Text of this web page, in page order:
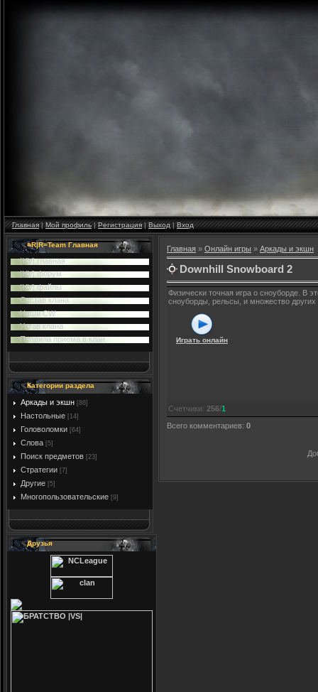
Главная|Мой профиль|Регистрация|Выход|Вход
=R|R=Team Главная
|HV| главная
|HV| форум
|HV| файлы
Cостав клана
Наши CW
Устав клана
Правила приема в клан
Категории раздела
Аркады и экшн [86]
Настольные [14]
Головоломки [64]
Слова [5]
Поиск предметов [23]
Стратегии [7]
Другие [5]
Многопользовательские [9]
Друзья
Главная » Онлайн игры » Аркады и экшн
Downhill Snowboard 2
Физически точная игра о сноуборде. В
сноуборды, рельсы, и множество других
Играть онлайн
Счетчики: 256/1
Всего комментариев: 0